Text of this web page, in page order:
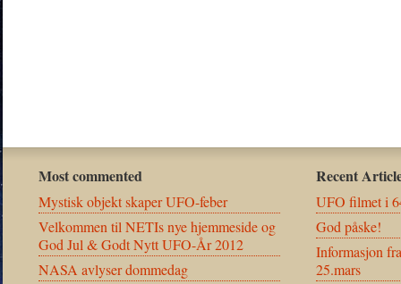
Most commented
Mystisk objekt skaper UFO-feber
Velkommen til NETIs nye hjemmeside og
God Jul & Godt Nytt UFO-År 2012
NASA avlyser dommedag
Recent
UFO filmet i
God påske!
Informasjon
25.mars